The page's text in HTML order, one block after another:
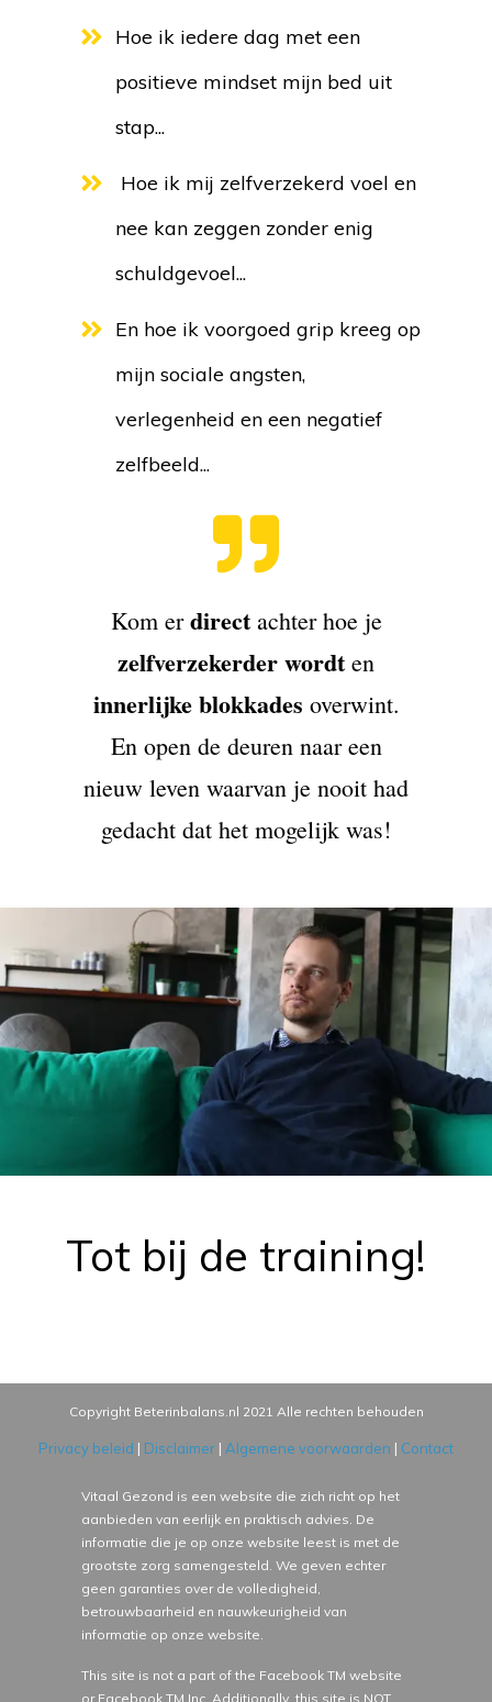
Hoe ik iedere dag met een
positieve mindset mijn bed uit
stap...
Hoe ik mij zelfverzekerd voel en
nee kan zeggen zonder enig
schuldgevoel...
En hoe ik voorgoed grip kreeg op
mijn sociale angsten,
verlegenheid en een negatief
zelfbeeld...
Kom erdirectachter hoe je
zelfverzekerder wordt en
innerlijke blokkades overwint.
En open de deuren naar een
nieuw leven waarvan je nooit had
gedacht dat het mogelijk was!
Tot bij de training!
Copyright Beterinbalans.nl 2021 Alle rechten behouden
Privacy beleid | Disclaimer | Algemene voorwaarden | Contact
Vitaal Gezond is een website die zich richt op het
aanbieden van eerlijk en praktisch advies. De
informatie die je op onze website leest is met de
grootste zorg samengesteld. We geven echter
geen garanties over de volledigheid,
betrouwbaarheid en nauwkeurigheid van
informatie op onze website.
This site is not a part of the Facebook TM website
or Facebook TM Inc. Additionally, this site is NOT